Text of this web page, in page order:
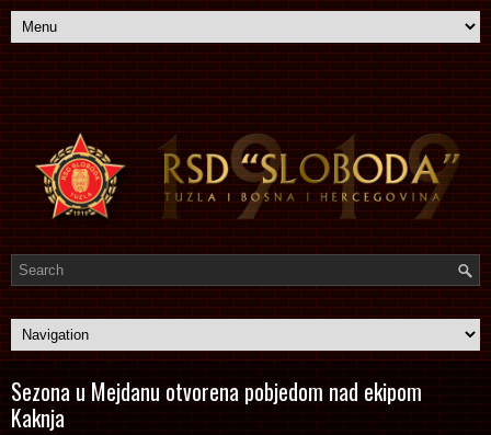
Sezona u Mejdanu otvorena pobjedom nad ekipom
Kaknja